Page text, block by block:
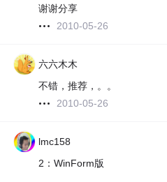
谢谢分享
2010-05-26
六六木木
不错，推荐，。。
2010-05-26
lmc158
2：WinForm版